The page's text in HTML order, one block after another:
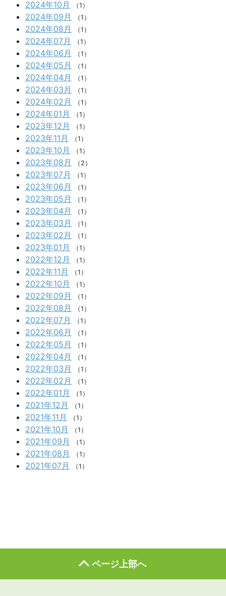
2024年10月 （1）
2024年09月 （1）
2024年08月 （1）
2024年07月 （1）
2024年06月 （1）
2024年05月 （1）
2024年04月 （1）
2024年03月 （1）
2024年02月 （1）
2024年01月 （1）
2023年12月 （1）
2023年11月 （1）
2023年10月 （1）
2023年08月 （2）
2023年07月 （1）
2023年06月 （1）
2023年05月 （1）
2023年04月 （1）
2023年03月 （1）
2023年02月 （1）
2023年01月 （1）
2022年12月 （1）
2022年11月 （1）
2022年10月 （1）
2022年09月 （1）
2022年08月 （1）
2022年07月 （1）
2022年06月 （1）
2022年05月 （1）
2022年04月 （1）
2022年03月 （1）
2022年02月 （1）
2022年01月 （1）
2021年12月 （1）
2021年11月 （1）
2021年10月 （1）
2021年09月 （1）
2021年08月 （1）
2021年07月 （1）
ページ上部へ